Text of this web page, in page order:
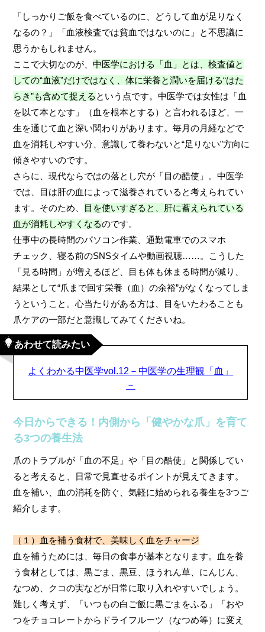
「しっかりご飯を食べているのに、どうして血が足りなく
なるの？」「血液検査では貧血ではないのに」と不思議に
思うかもしれません。
ここで大切なのが、中医学における「血」とは、検査値と
しての“血液”だけではなく、体に栄養と潤いを届ける“はた
らき”も含めて捉える という点です。中医学では女性は「血
を以て本となす」（血を根本とする）と言われるほど、一
生を通じて血と深い関わりがあります。毎月の月経などで
血を消耗しやすい分、意識して養わないと“足りない”方向に
傾きやすいのです。
さらに、現代ならではの落とし穴が「目の酷使」。中医学
では、目は肝の血によって滋養されていると考えられてい
ます。そのため、 目を使いすぎると、肝に蓄えられている
血が消耗しやすくなるのです。
仕事中の長時間のパソコン作業、通勤電車でのスマホ
チェック、寝る前のSNSタイムや動画視聴……。こうした
「見る時間」が増えるほど、目も体も休まる時間が減り、
結果として“爪まで回す栄養（血）の余裕”がなくなってしま
うということ。心当たりがある方は、目をいたわることも
爪ケアの一部だと意識してみてくださいね。
あわせて読みたい
よくわかる中医学vol.12－中医学の生理観「血」
－
今日からできる！内側から「健やかな爪」を育て
る3つの養生法
爪のトラブルが「血の不足」や「目の酷使」と関係してい
ると考えると、日常で見直せるポイントが見えてきます。
血を補い、血の消耗を防ぐ、気軽に始められる養生を3つご
紹介します。
（１）血を補う食材で、美味しく血をチャージ
血を補うためには、毎日の食事が基本となります。血を養
う食材としては、黒ごま、黒豆、ほうれん草、にんじん、
なつめ、クコの実などが日常に取り入れやすいでしょう。
難しく考えず、「いつもの白ご飯に黒ごまをふる」「おや
つをチョコレートからドライフルーツ（なつめ等）に変え